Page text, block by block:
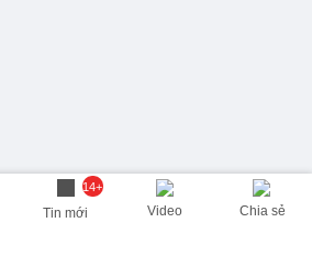
14+
Tin mới Video Chia sẻ